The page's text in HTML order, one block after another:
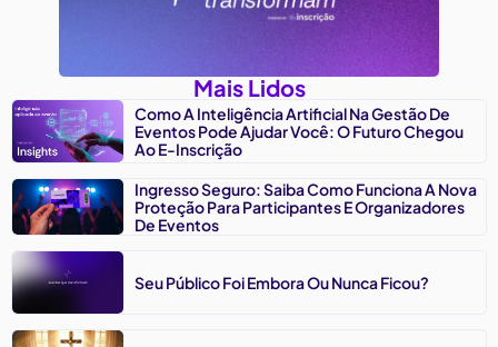
Mais Lidos
Como A Inteligência Artificial Na Gestão De
Eventos Pode Ajudar Você: O Futuro Chegou
Ao E-Inscrição
Ingresso Seguro: Saiba Como Funciona A Nova
Proteção Para Participantes E Organizadores
De Eventos
Seu Público Foi Embora Ou Nunca Ficou?